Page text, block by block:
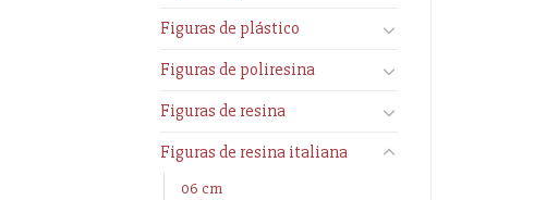
Figuras de plástico
Figuras de poliresina
Figuras de resina
Figuras de resina italiana
06 cm